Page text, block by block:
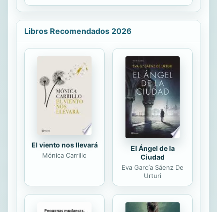
de poemas realizados durante su...
calculadoras lo han copado todo,
viene este libro a recordarnos que
sublime que es la pasión del amor.
Todos estos poemas que son una
concatenación de emociones
sentidas, emociones que hemos
sentidos en algún momento o que
sentimos, que nos identifica con una
relevancia, una historia, una
exclamación de pasión y de amor
que se plasman en cada...
Libros Recomendados 2026
El viento nos llevará
Mónica Carrillo
El Ángel de la
Ciudad
Eva García Sáenz De
Urturi